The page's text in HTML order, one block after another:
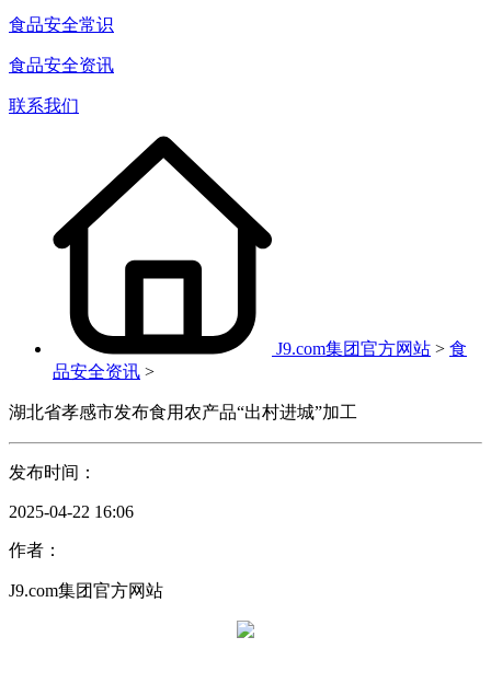
食品安全常识
食品安全资讯
联系我们
J9.com集团官方网站 > 食
品安全资讯 >
湖北省孝感市发布食用农产品“出村进城”加工
发布时间：
2025-04-22 16:06
作者：
J9.com集团官方网站